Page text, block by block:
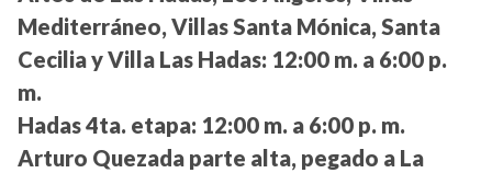
Mediterráneo, Villas Santa Mónica, Santa
Cecilia y Villa Las Hadas: 12:00 m. a 6:00 p.
m.
Hadas 4ta. etapa: 12:00 m. a 6:00 p. m.
Arturo Quezada parte alta, pegado a La